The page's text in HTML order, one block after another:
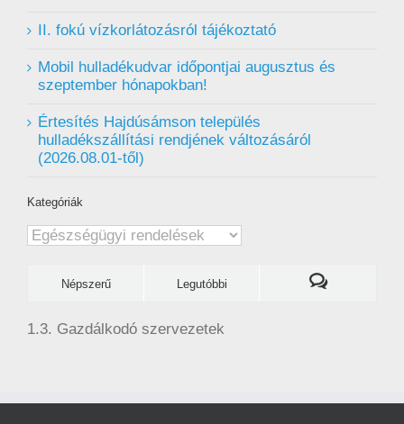
II. fokú vízkorlátozásról tájékoztató
Mobil hulladékudvar ️időpontjai augusztus és
szeptember hónapokban!
Értesítés Hajdúsámson település
hulladékszállítási rendjének változásáról
(2026.08.01-től)
Kategóriák
Kategóriák
Népszerű Legutóbbi
1.3. Gazdálkodó szervezetek